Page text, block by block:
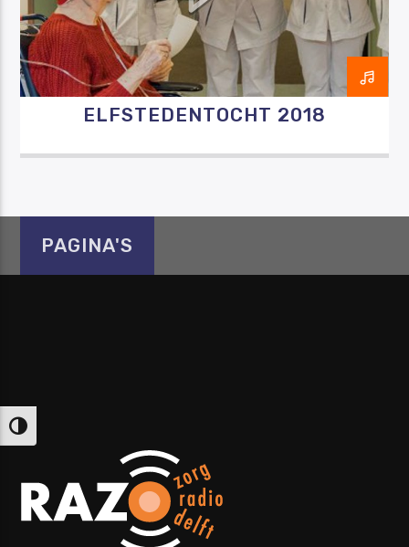
Keuze voor hoog contrast
Luister RAZO online
ELFSTEDENTOCHT 2018
PAGINA'S